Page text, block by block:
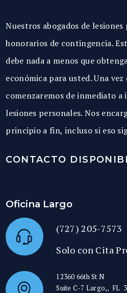
Nuestros abogados de
honorarios de contingencia.
debe nada a menos que
económica para usted. Una
comenzaremos de inmediato a
lesiones personales. Nos
principio a fin, incluso si eso
CONTACTO
Oficina Largo
(727) 205-7573
Solo con Cita
12360 66th St N
Suite C-7 Largo,, FL